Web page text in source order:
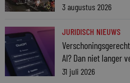
3 augustus 2026
JURIDISCH NIEUWS
AI? Dan niet langer
31 juli 2026